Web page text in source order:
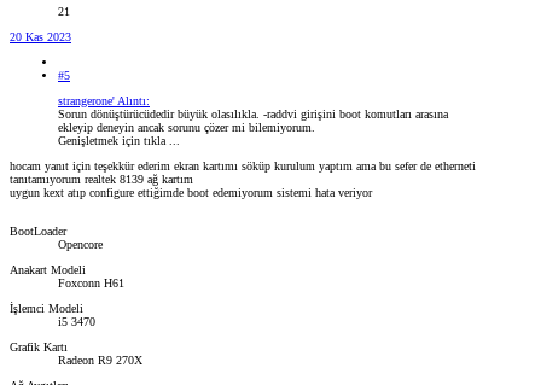
21
20 Kas 2023
#5
strangerone' Alıntı:
Sorun dönüştürücüdedir büyük olasılıkla. -raddvi girişini boot komutları arasına
ekleyip deneyin ancak sorunu çözer mi bilemiyorum.
Genişletmek için tıkla ...
hocam yanıt için teşekkür ederim ekran kartımı söküp kurulum yaptım ama bu sefer de etherneti
tanıtamıyorum realtek 8139 ağ kartım
uygun kext atıp configure ettiğimde boot edemiyorum sistemi hata veriyor
BootLoader
Opencore
Anakart Modeli
Foxconn H61
İşlemci Modeli
i5 3470
Grafik Kartı
Radeon R9 270X